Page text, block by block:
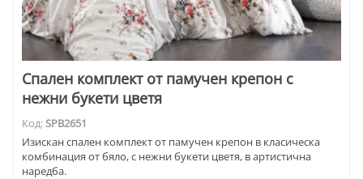
Спален комплект от памучен крепон с
нежни букети цветя
Код:SPB2651
Изискан спален комплект от памучен крепон в класическа
комбинация от бяло, с нежни букети цветя, в артистична
наредба.